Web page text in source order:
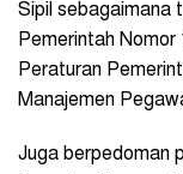
Sipil sebagaimana
Pemerintah
Peraturan
Manajemen
Juga berpedoman